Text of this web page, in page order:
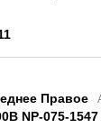
Правое
NP-075-